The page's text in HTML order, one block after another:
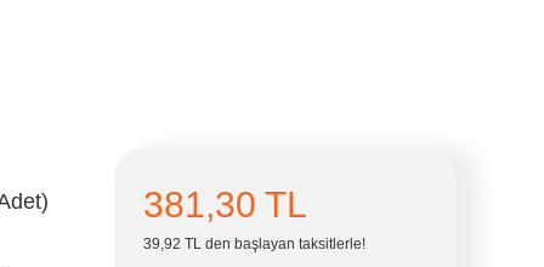
381,30 TL
39,92 TL den başlayan taksitlerle!